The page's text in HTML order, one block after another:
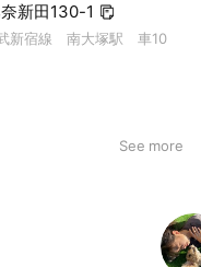
新田130-1
新宿線 南大塚駅 車10
See more